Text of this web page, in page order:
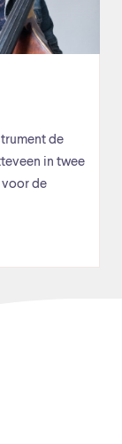
de
in twee
voor de